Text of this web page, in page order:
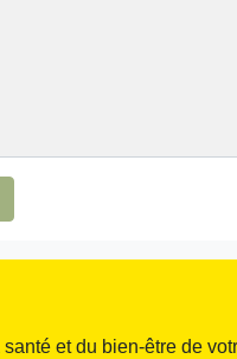
et du bien-être de